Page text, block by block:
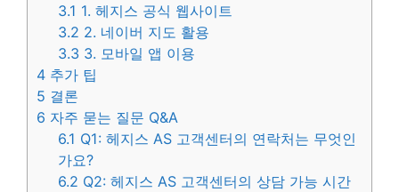
3.1 1. 헤지스 공식 웹사이트
3.2 2. 네이버 지도 활용
3.3 3. 모바일 앱 이용
4 추가 팁
5 결론
6 자주 묻는 질문 Q&A
6.1 Q1: 헤지스 AS 고객센터의 연락처는 무엇인
가요?
6.2 Q2: 헤지스 AS 고객센터의 상담 가능 시간